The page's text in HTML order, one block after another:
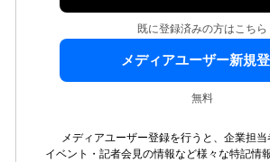
既に登録済みの方はこちら
メディアユーザー新規
無料
メディアユーザー登録を行うと、企業担当
イベント・記者会見の情報など様々な特記情